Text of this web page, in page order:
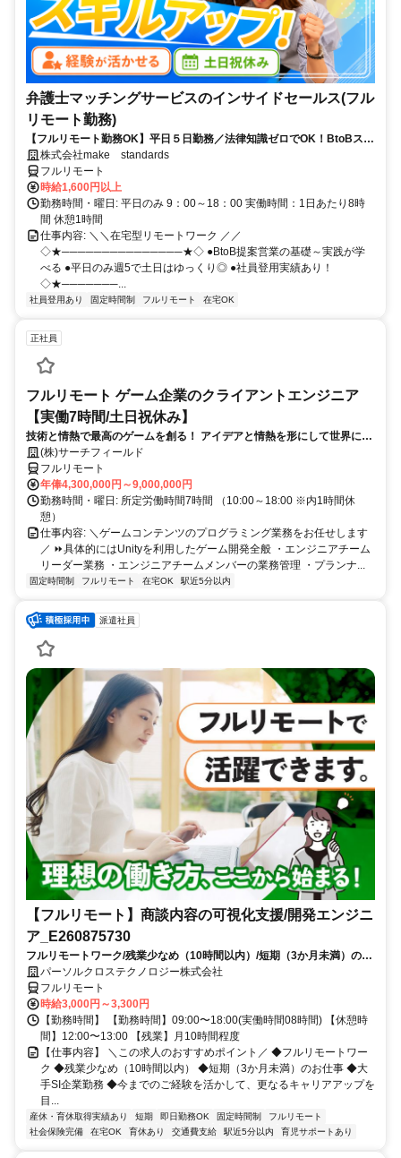
弁護士マッチングサービスのインサイドセールス(フル
リモート勤務)
【フルリモート勤務OK】平日５日勤務／法律知識ゼロでOK！BtoBスキ
ルが身につく営業職
株式会社make standards
フルリモート
時給1,600円以上
勤務時間・曜日: 平日のみ 9：00～18：00 実働時間：1日あたり8時
間 休憩1時間
仕事内容: ＼＼在宅型リモートワーク ／／
◇★───────────────★◇ ●BtoB提案営業の基礎～実践が学
べる ●平日のみ週5で土日はゆっくり◎ ●社員登用実績あり！
◇★───────...
社員登用あり 固定時間制 フルリモート 在宅OK
正社員
フルリモート ゲーム企業のクライアントエンジニア
【実働7時間/土日祝休み】
技術と情熱で最高のゲームを創る！ アイデアと情熱を形にして世界に送
り出そう！
(株)サーチフィールド
フルリモート
年俸4,300,000円～9,000,000円
勤務時間・曜日: 所定労働時間7時間 （10:00～18:00 ※内1時間休
憩）
仕事内容: ＼ゲームコンテンツのプログラミング業務をお任せします
／ ⏩具体的にはUnityを利用したゲーム開発全般 ・エンジニアチーム
リーダー業務 ・エンジニアチームメンバーの業務管理 ・プランナ...
固定時間制 フルリモート 在宅OK 駅近5分以内
派遣社員
【フルリモート】商談内容の可視化支援/開発エンジニ
ア_E260875730
フルリモートワーク/残業少なめ（10時間以内）/短期（3か月未満）のお
仕事/大手SI企業勤務/今までのご経験を活かして、更なるキャリアアップ
を目指せます
パーソルクロステクノロジー株式会社
フルリモート
時給3,000円～3,300円
【勤務時間】 【勤務時間】09:00〜18:00(実働時間08時間) 【休憩時
間】12:00〜13:00 【残業】月10時間程度
【仕事内容】 ＼この求人のおすすめポイント／ ◆フルリモートワー
ク ◆残業少なめ（10時間以内） ◆短期（3か月未満）のお仕事 ◆大
手SI企業勤務 ◆今までのご経験を活かして、更なるキャリアアップを
目...
産休・育休取得実績あり 短期 即日勤務OK 固定時間制
フルリモート
社会保険完備
在宅OK 育休あり 交通費支給 駅近5分以内 育児サポートあり